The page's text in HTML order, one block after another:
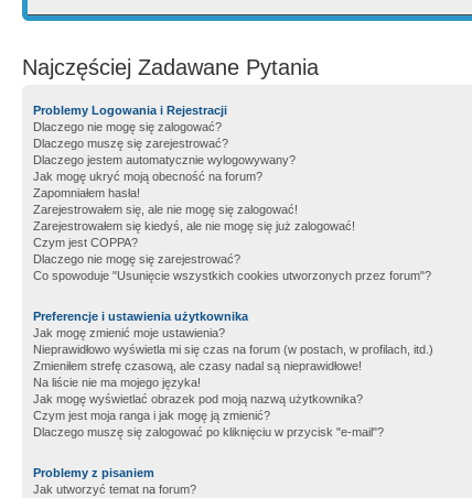
Najczęściej Zadawane Pytania
Problemy Logowania i Rejestracji
Dlaczego nie mogę się zalogować?
Dlaczego muszę się zarejestrować?
Dlaczego jestem automatycznie wylogowywany?
Jak mogę ukryć moją obecność na forum?
Zapomniałem hasła!
Zarejestrowałem się, ale nie mogę się zalogować!
Zarejestrowałem się kiedyś, ale nie mogę się już zalogować!
Czym jest COPPA?
Dlaczego nie mogę się zarejestrować?
Co spowoduje "Usunięcie wszystkich cookies utworzonych przez forum"?
Preferencje i ustawienia użytkownika
Jak mogę zmienić moje ustawienia?
Nieprawidłowo wyświetla mi się czas na forum (w postach, w profilach, itd.)
Zmieniłem strefę czasową, ale czasy nadal są nieprawidłowe!
Na liście nie ma mojego języka!
Jak mogę wyświetlać obrazek pod moją nazwą użytkownika?
Czym jest moja ranga i jak mogę ją zmienić?
Dlaczego muszę się zalogować po kliknięciu w przycisk "e-mail"?
Problemy z pisaniem
Jak utworzyć temat na forum?